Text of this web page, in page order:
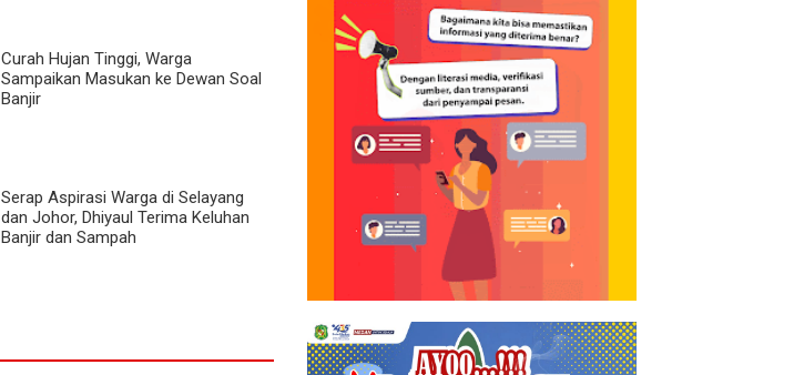
Curah Hujan Tinggi, Warga
Sampaikan Masukan ke Dewan Soal
Banjir
Serap Aspirasi Warga di Selayang
dan Johor, Dhiyaul Terima Keluhan
Banjir dan Sampah